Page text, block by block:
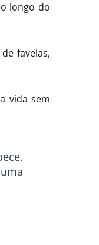
longo do
favelas,
vida sem